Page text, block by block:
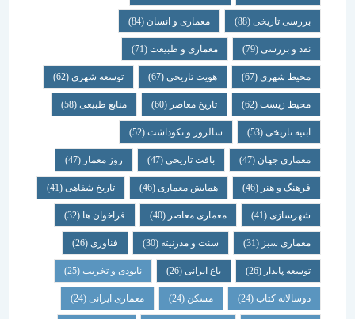
بررسی تاریخی (88) معماری و انسان (84)
نقد و بررسی (79) معماری و طبیعت (71)
محیط شهری(67) هویت تاریخی(67) توسعه شهری(62)
محیط زیست(62) تاریخ معاصر(60) منابع طبیعی(58)
ابنیه تاریخی(53) سالروز و نکوداشت(52)
معماری جهان (47) بافت تاریخی(47) روز معمار(47)
فرهنگ و هنر(46) همایش معماری (46) تاریخ شفاهی (41)
شهرسازی(41) معماری معاصر(40) فراخوان ها(32)
معماری سبز(31) سنت و مدرنیته(30) فناوری (26)
توسعه پایدار(26) باغ ایرانی(26) نابودی و تخریب(25)
دوسالانه کتاب(24) مسکن (24) معماری ایرانی(24)